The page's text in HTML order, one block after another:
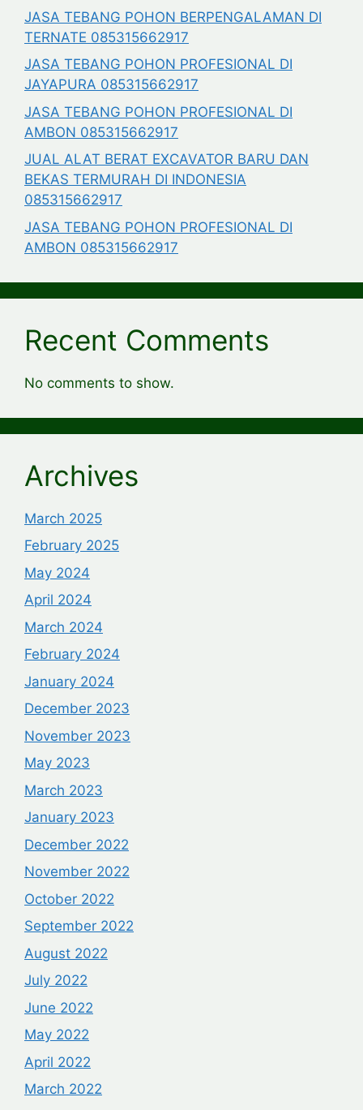
JASA TEBANG POHON BERPENGALAMAN DI
TERNATE 085315662917
JASA TEBANG POHON PROFESIONAL DI
JAYAPURA 085315662917
JASA TEBANG POHON PROFESIONAL DI
AMBON 085315662917
JUAL ALAT BERAT EXCAVATOR BARU DAN
BEKAS TERMURAH DI INDONESIA
085315662917
JASA TEBANG POHON PROFESIONAL DI
AMBON 085315662917
Recent Comments
No comments to show.
Archives
March 2025
February 2025
May 2024
April 2024
March 2024
February 2024
January 2024
December 2023
November 2023
May 2023
March 2023
January 2023
December 2022
November 2022
October 2022
September 2022
August 2022
July 2022
June 2022
May 2022
April 2022
March 2022